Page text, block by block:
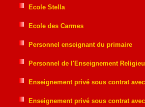
Ecole Stella
Ecole des Carmes
Personnel enseignant du primaire
Personnel de l'Enseignement
Enseignement privé sous contrat
Enseignement privé sous contrat